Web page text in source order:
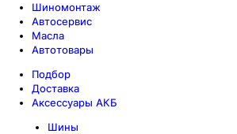
Шиномонтаж
Автосервис
Масла
Автотовары
Подбор
Доставка
Аксессуары АКБ
Шины